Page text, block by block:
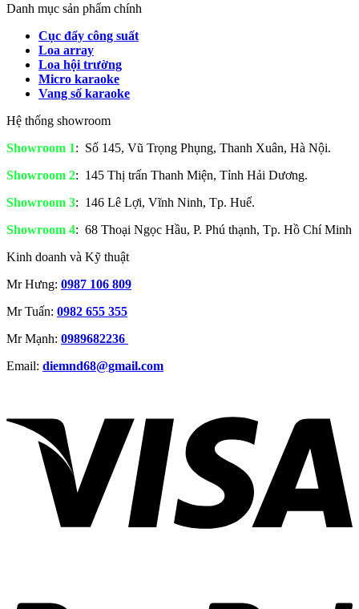
Danh mục sản phẩm chính
Cục đẩy công suất
Loa array
Loa hội trường
Micro karaoke
Vang số karaoke
Hệ thống showroom
Showroom 1: Số 145, Vũ Trọng Phụng, Thanh Xuân, Hà Nội.
Showroom 2: 145 Thị trấn Thanh Miện, Tỉnh Hải Dương.
Showroom 3: 146 Lê Lợi, Vĩnh Ninh, Tp. Huế.
Showroom 4: 68 Thoại Ngọc Hầu, P. Phú thạnh, Tp. Hồ Chí Minh
Kinh doanh và Kỹ thuật
Mr Hưng: 0987 106 809
Mr Tuấn: 0982 655 355
Mr Mạnh: 0989682236
Email: diemnd68@gmail.com